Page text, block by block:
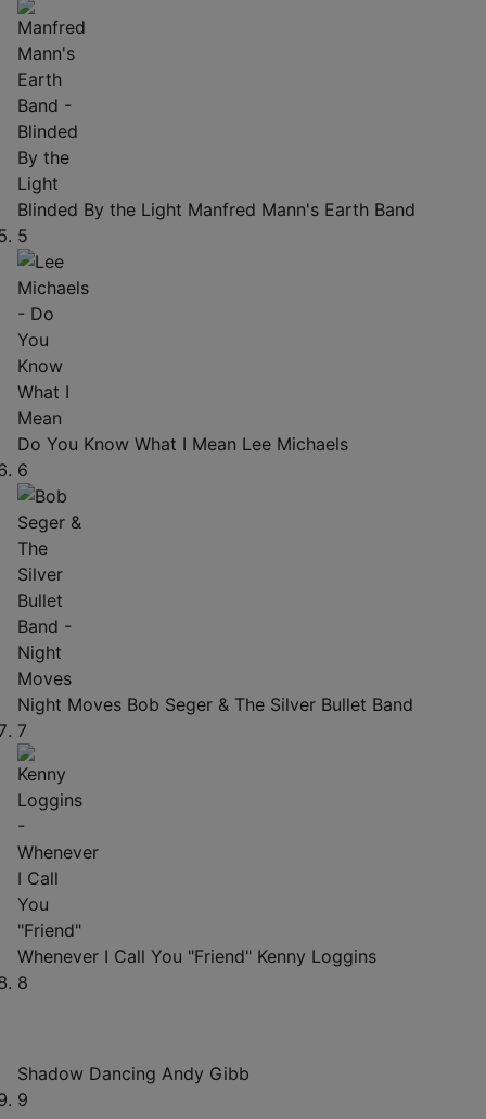
Blinded By the Light Manfred Mann's Earth Band
5
Do You Know What I Mean Lee Michaels
6
Night Moves Bob Seger & The Silver Bullet Band
7
Whenever I Call You "Friend" Kenny Loggins
8
Shadow Dancing Andy Gibb
9